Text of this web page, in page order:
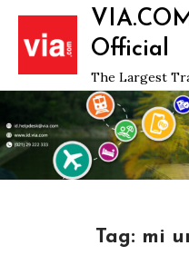
Skip
content
Official
The Largest
Tag: mi